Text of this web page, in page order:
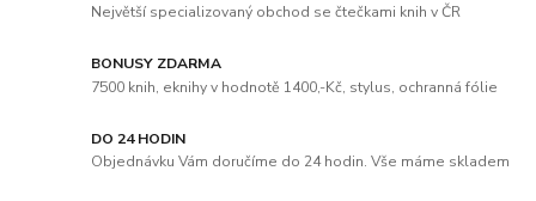
Největší specializovaný obchod se čtečkami knih v ČR
BONUSY ZDARMA
7500 knih, eknihy v hodnotě 1400,-Kč, stylus, ochranná fólie
DO 24 HODIN
Objednávku Vám doručíme do 24 hodin. Vše máme skladem